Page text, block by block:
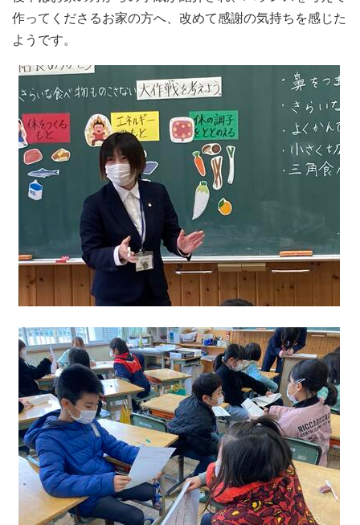
作ってくださるお家の方へ、改めて感謝の気持ちを感じた
ようです。